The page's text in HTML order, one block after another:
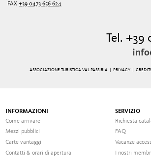
FAX+39 0473 656 624
Tel. +39
ASSOCIAZIONE TURISTICA VAL PASSIRIA | PRIVACY|
INFORMAZIONI
Come arrivare
Mezzi pubblici
Carte vantaggi
Contatti & orari di apertura
SERVIZIO
Richiesta
FAQ
Vacanze
I nostri